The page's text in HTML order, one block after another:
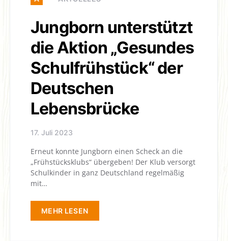
Jungborn unterstützt
die Aktion „Gesundes
Schulfrühstück“ der
Deutschen
Lebensbrücke
17. Juli 2023
Erneut konnte Jungborn einen Scheck an die
„Frühstücksklubs“ übergeben! Der Klub versorgt
Schulkinder in ganz Deutschland regelmäßig
mit…
MEHR LESEN